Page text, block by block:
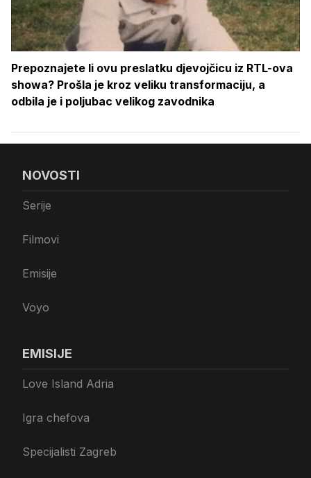
Prepoznajete li ovu preslatku djevojčicu iz RTL-ova
showa? Prošla je kroz veliku transformaciju, a
odbila je i poljubac velikog zavodnika
NOVOSTI
Serije
Filmovi
Emisije
Voyo
EMISIJE
Love Island Adria
Igra chefova
Specijalisti Zagreb